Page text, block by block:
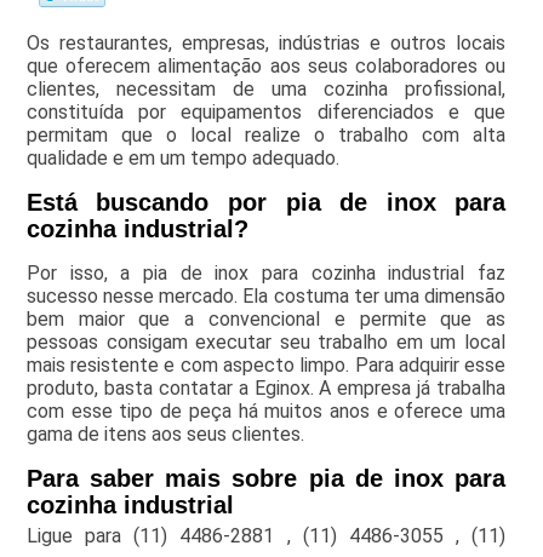
Os restaurantes, empresas, indústrias e outros locais
que oferecem alimentação aos seus colaboradores ou
clientes, necessitam de uma cozinha profissional,
constituída por equipamentos diferenciados e que
permitam que o local realize o trabalho com alta
qualidade e em um tempo adequado.
Está buscando por pia de inox para
cozinha industrial?
Por isso, a pia de inox para cozinha industrial faz
sucesso nesse mercado. Ela costuma ter uma dimensão
bem maior que a convencional e permite que as
pessoas consigam executar seu trabalho em um local
mais resistente e com aspecto limpo. Para adquirir esse
produto, basta contatar a Eginox. A empresa já trabalha
com esse tipo de peça há muitos anos e oferece uma
gama de itens aos seus clientes.
Para saber mais sobre pia de inox para
cozinha industrial
Ligue para(11) 4486-2881 , (11) 4486-3055 ,(11)